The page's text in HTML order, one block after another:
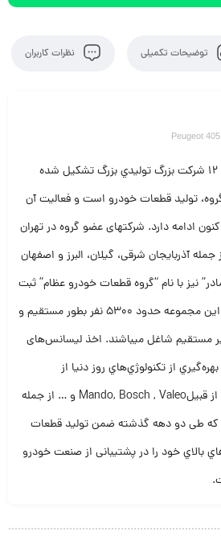
توضیحات تکمیلی نظرات کاربران
Peugeot
گروه قطعات خودرو عظام از 12 شرکت بزرگ تولیدي بزرگ تشکیل شده
تولید قطعات خودرو است و فعالیت آن
و تا کنون ادامه دارد. شرکتهای عضو گروه در تهران
آذربایجان شرقی، گیلان، البرز و اصفهان
نیز با نام “گروه قطعات خودرو عظام” ثبت
و در تهران مستقر است. در این مجموعه حدود 5300 نفر بطور مستقیم و
غیر مستقیم شاغل میباشند. اخذ لیسانس‌های
از تکنولوژي‌هاي روز دنیا از
شرکت‌هاي صاحب‌نام جهانی از قبیلMando, Bosch , Valeo و … از جمله
که طی دو دهه گذشته ضمن تولید قطعات
بالاي خود را در پشتیبانی از صنعت خودرو